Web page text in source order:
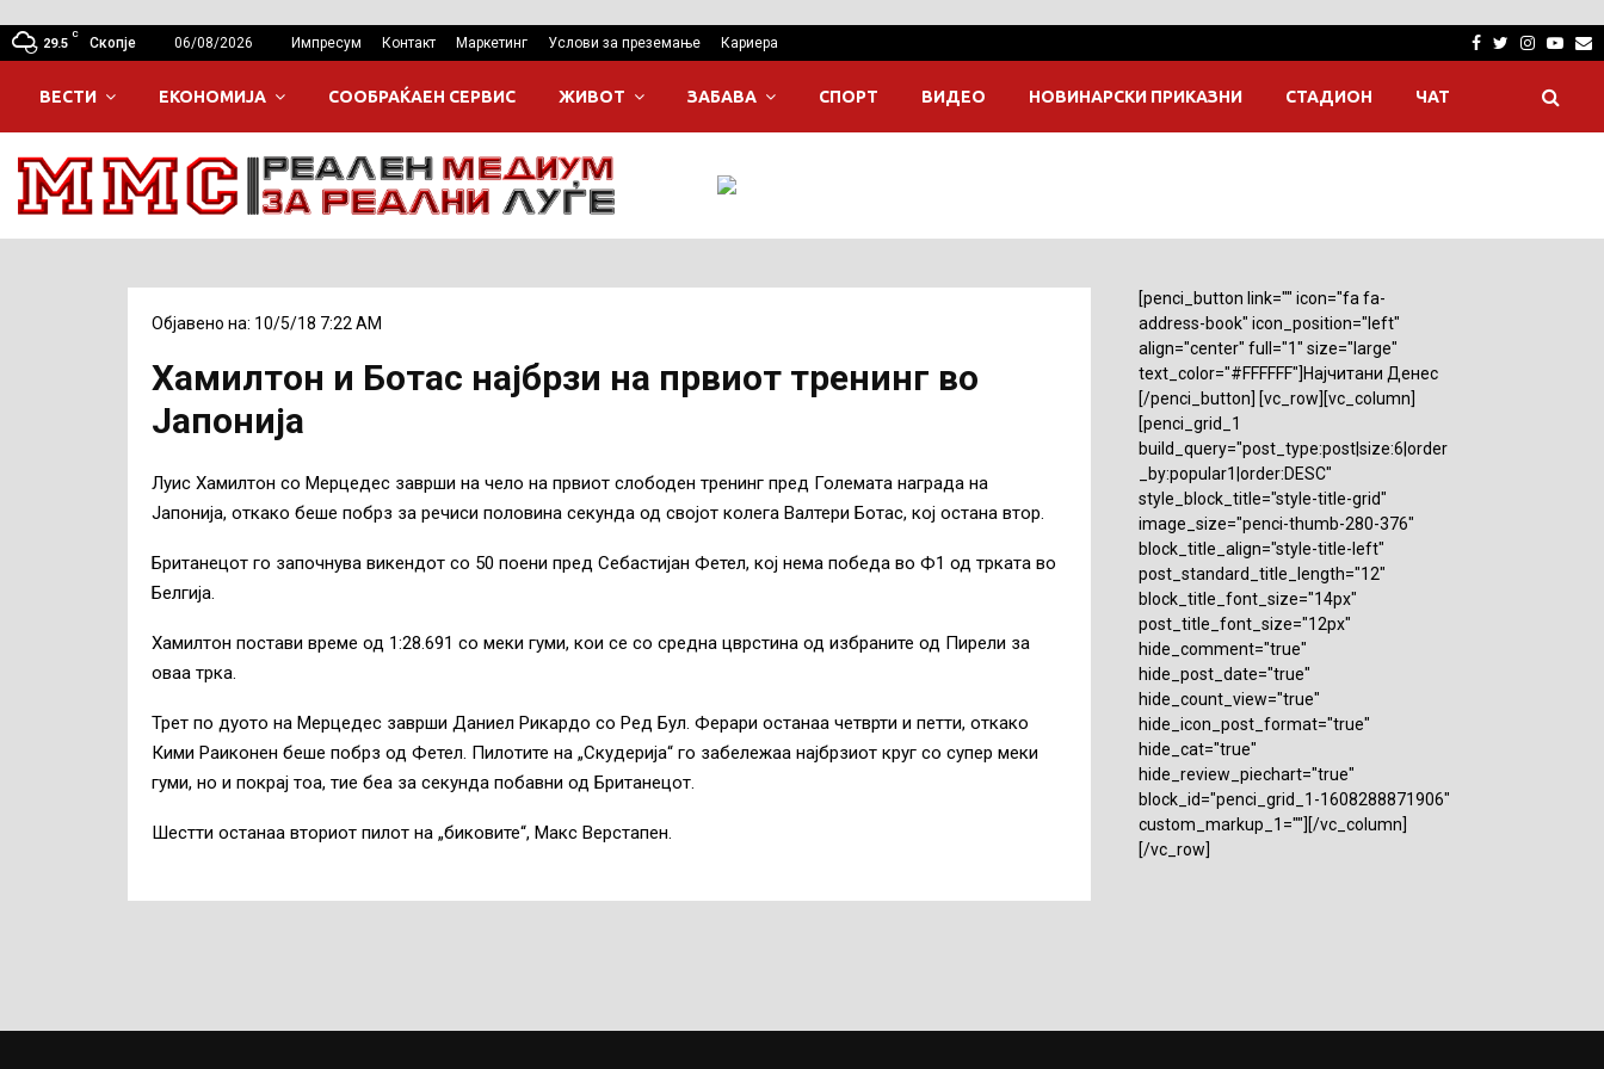
29.5
C
Скопје 06/08/2026 Импресум Контакт Маркетинг Услови за преземање Кариера Facebook
Twitter
ВЕСТИ ЕКОНОМИЈА СООБРАЌАЕН СЕРВИС ЖИВОТ ЗАБАВА СПОРТ ВИДЕО НОВИНАРСКИ ПРИКАЗНИ СТАДИОН ЧАТ
Објавено на: 10/5/18 7:22 AM
Хамилтон и Ботас најбрзи на првиот тренинг во
Јапонија
Луис Хамилтон со Мерцедес заврши на чело на првиот слободен тренинг пред Големата награда на
Јапонија, откако беше побрз за речиси половина секунда од својот колега Валтери Ботас, кој остана втор.
Британецот го започнува викендот со 50 поени пред Себастијан Фетел, кој нема победа во Ф1 од трката во
Белгија.
Хамилтон постави време од 1:28.691 со меки гуми, кои се со средна цврстина од избраните од Пирели за
оваа трка.
Трет по дуото на Мерцедес заврши Даниел Рикардо со Ред Бул. Ферари останаа четврти и петти, откако
Кими Раиконен беше побрз од Фетел. Пилотите на „Скудерија“ го забележаа најбрзиот круг со супер меки
гуми, но и покрај тоа, тие беа за секунда побавни од Британецот.
Шестти останаа вториот пилот на „биковите“, Макс Верстапен.
[penci_button link="" icon="fa fa-
address-book" icon_position="left"
align="center" full="1" size="large"
text_color="#FFFFFF"]Најчитани Денес
[/penci_button] [vc_row][vc_column]
[penci_grid_1
build_query="post_type:post|size:6|order
_by:popular1|order:DESC"
style_block_title="style-title-grid"
image_size="penci-thumb-280-376"
block_title_align="style-title-left"
post_standard_title_length="12"
block_title_font_size="14px"
post_title_font_size="12px"
hide_comment="true"
hide_post_date="true"
hide_count_view="true"
hide_icon_post_format="true"
hide_cat="true"
hide_review_piechart="true"
block_id="penci_grid_1-1608288871906"
custom_markup_1=""][/vc_column]
[/vc_row]